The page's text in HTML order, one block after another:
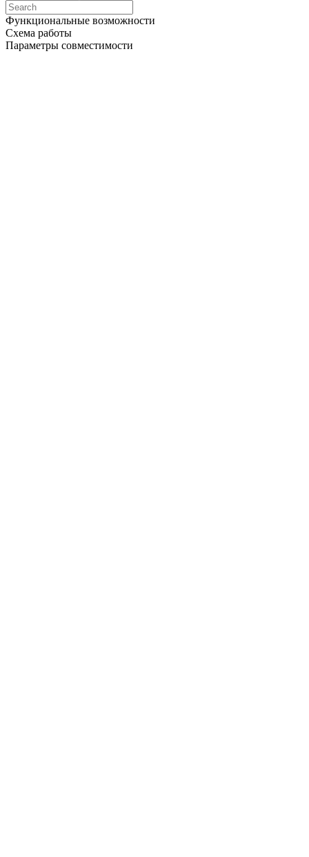
Функциональные возможности
Схема работы
Параметры совместимости